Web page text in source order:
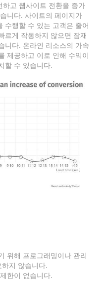
고 웹사이트 전환을 증가
니다. 사이트의 페이지가
수행할 수 있는 고객은 줄어
르게 작동하지 않으면 잠재
니다. 온라인 리소스의 가속
제공하고 이로 인해 수익이
할 수 있습니다.
위해 프로그래밍이나 관리
지 않습니다.
한이 없습니다.